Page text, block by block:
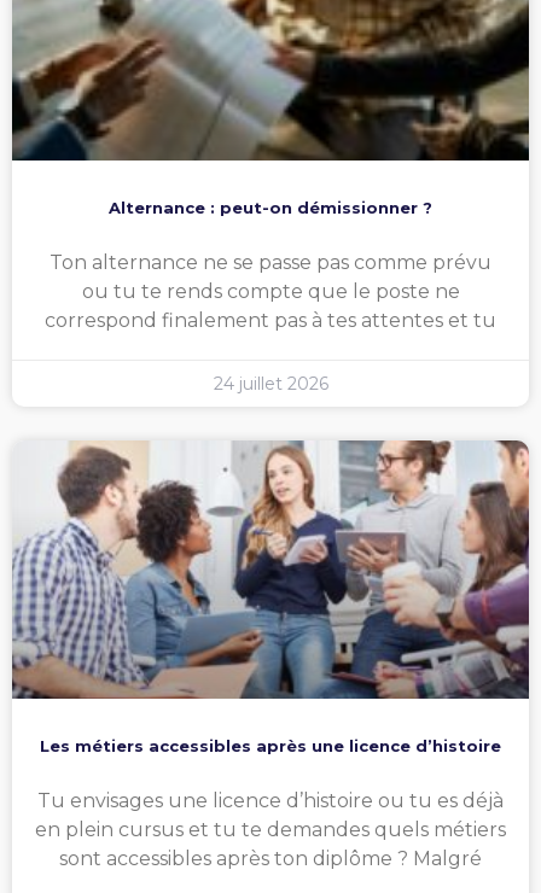
Alternance : peut-on démissionner ?
Ton alternance ne se passe pas comme prévu
ou tu te rends compte que le poste ne
correspond finalement pas à tes attentes et tu
24 juillet 2026
Les métiers accessibles après une licence d’histoire
Tu envisages une licence d’histoire ou tu es déjà
en plein cursus et tu te demandes quels métiers
sont accessibles après ton diplôme ? Malgré